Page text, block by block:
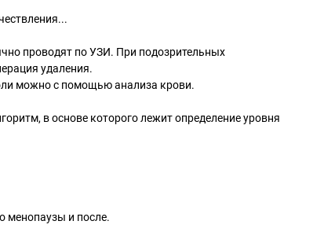
проводят по УЗИ. При подозрительных
удаления.
можно с помощью анализа крови.
в основе которого лежит определение уровня
менопаузы и после.